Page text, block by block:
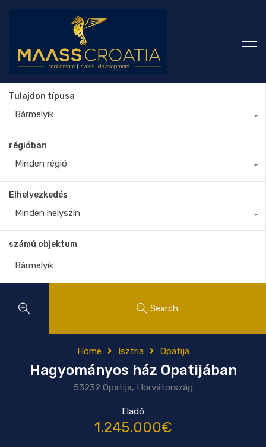
Tulajdon típusa
Bármelyik
régióban
Minden régió
Elhelyezkedés
Minden helyszín
számú objektum
Search
Home Isztria Opatija
Hagyományos ház Opatijában
53232 Opatija, Horvátország
Eladó
1.245.000€